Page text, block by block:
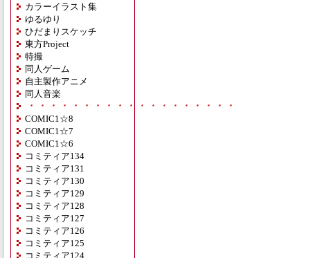
カラーイラスト集
ゆるゆり
ひだまりスケッチ
東方Project
特撮
同人ゲーム
自主製作アニメ
同人音楽
・・・・・・・・・・・・・・・・・・・
COMIC1☆8
COMIC1☆7
COMIC1☆6
コミティア134
コミティア131
コミティア130
コミティア129
コミティア128
コミティア127
コミティア126
コミティア125
コミティア124